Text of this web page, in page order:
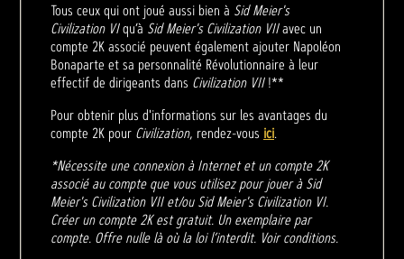
Tous ceux qui ont joué aussi bien à Sid Meier's
Civilization VIqu’à Sid Meier's Civilization VIIavec un
compte 2K associé peuvent également ajouter Napoléon
Bonaparte et sa personnalité Révolutionnaire à leur
effectif de dirigeants dans Civilization VII!**
Pour obtenir plus d'informations sur les avantages du
compte 2K pour Civilization, rendez-vous ici.
*Nécessite une connexion à Internet et un compte 2K
associé au compte que vous utilisez pour jouer à Sid
Meier's Civilization VII et/ou Sid Meier's Civilization VI.
Créer un compte 2K est gratuit. Un exemplaire par
compte. Offre nulle là où la loi l’interdit. Voir conditions.